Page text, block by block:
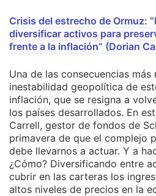
Crisis del estrecho de Ormuz:
diversificar activos para
frente a la inflación” (Dorian
Una de las consecuencias más
inestabilidad geopolítica de
inflación, que se resigna a
los países desarrollados. En
Carrell, gestor de fondos de
primavera de que el complejo
debe llevarnos a actuar. Y a
¿Cómo? Diversificando entre
cubrir en las carteras los
altos niveles de precios en la